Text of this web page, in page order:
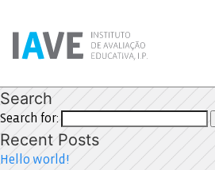
Search
Search for:
Recent Posts
Hello world!